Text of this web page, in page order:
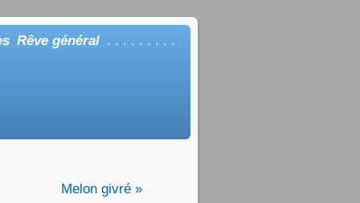
Rêve général . . . . . . . . .
Melon givré »